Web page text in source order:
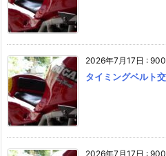
2026年7月17日 :
タイミングベルト
2026年7月17日 :